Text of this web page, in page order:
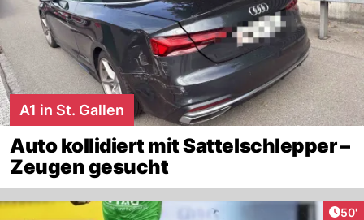
A1 in St. Gallen
Auto kollidiert mit Sattelschlepper –
Zeugen gesucht
50'